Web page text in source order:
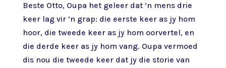
Beste Otto, Oupa het geleer dat ’n mens drie
keer lag vir ’n grap: die eerste keer as jy hom
hoor, die tweede keer as jy hom oorvertel, en
die derde keer as jy hom vang. Oupa vermoed
dis nou die tweede keer dat jy die storie van